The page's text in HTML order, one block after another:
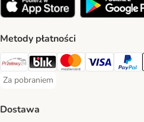
Metody płatności
Przelewy24 Payment Method
Blik Payment Method
MasterCard Payment
Visa Payment
PayPal
Za pobraniem
Za pobraniem Payment Method
Dostawa